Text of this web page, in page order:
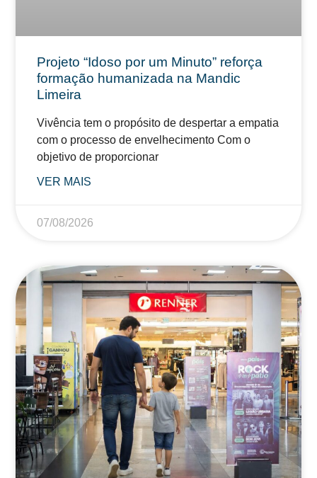
Projeto “Idoso por um Minuto” reforça
formação humanizada na Mandic
Limeira
Vivência tem o propósito de despertar a empatia
com o processo de envelhecimento Com o
objetivo de proporcionar
VER MAIS
07/08/2026